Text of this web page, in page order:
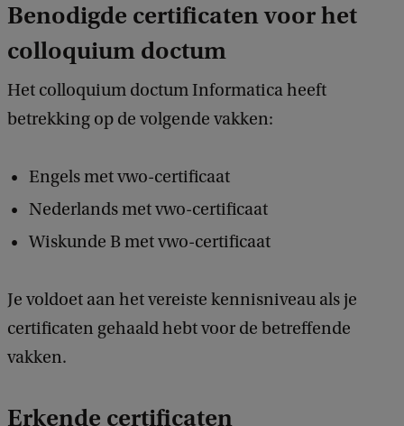
Benodigde certificaten voor het
colloquium doctum
Het colloquium doctum Informatica heeft
betrekking op de volgende vakken:
Engels met vwo-certificaat
Nederlands met vwo-certificaat
Wiskunde B met vwo-certificaat
Je voldoet aan het vereiste kennisniveau als je
certificaten gehaald hebt voor de betreffende
vakken.
Erkende certificaten